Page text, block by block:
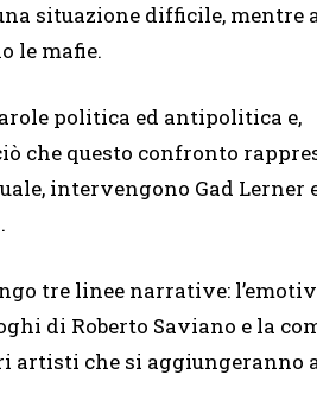
situazione difficile, mentre
le mafie.
politica ed antipolitica e,
che questo confronto
intervengono Gad Lerner
tre linee narrative:
di Roberto Saviano e la
artisti che si aggiungeranno